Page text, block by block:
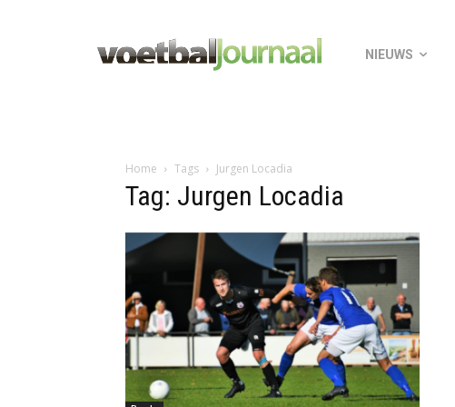
NIEUWS
Home Tags Jurgen Locadia
Tag: Jurgen Locadia